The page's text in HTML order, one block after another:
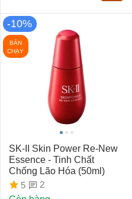
-10%
BÁN
CHẠY
SK-II Skin Power Re-New
Essence - Tinh Chất
Chống Lão Hóa (50ml)
5
2